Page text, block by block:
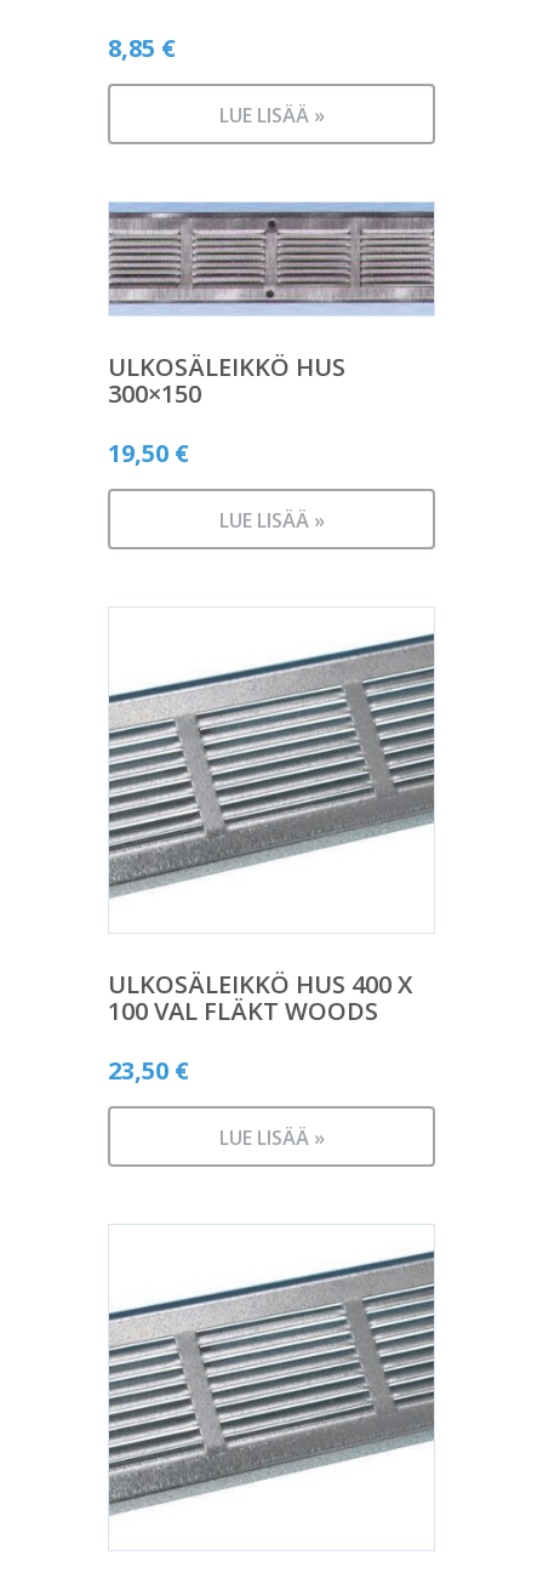
8,85 €
LUE LISÄÄ »
ULKOSÄLEIKKÖ HUS
300×150
19,50 €
LUE LISÄÄ »
ULKOSÄLEIKKÖ HUS 400 X
100 VAL FLÄKT WOODS
23,50 €
LUE LISÄÄ »